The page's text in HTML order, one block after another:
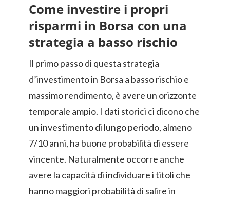
Come investire i propri
risparmi in Borsa con una
strategia a basso rischio
Il primo passo di questa strategia
d’investimento in Borsa a basso rischio e
massimo rendimento, è avere un orizzonte
temporale ampio. I dati storici ci dicono che
un investimento di lungo periodo, almeno
7/10 anni, ha buone probabilità di essere
vincente. Naturalmente occorre anche
avere la capacità di individuare i titoli che
hanno maggiori probabilità di salire in